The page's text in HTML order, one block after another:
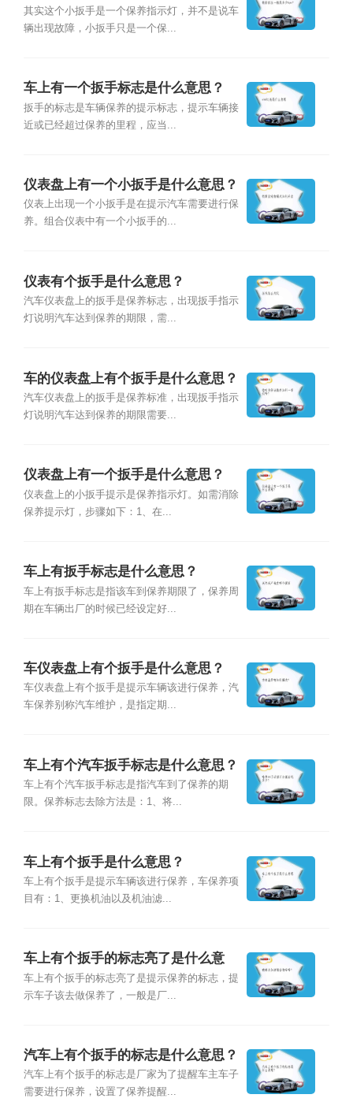
其实这个小扳手是一个保养指示灯，并不是说车
辆出现故障，小扳手只是一个保...
车上有一个扳手标志是什么意思？
扳手的标志是车辆保养的提示标志，提示车辆接
近或已经超过保养的里程，应当...
仪表盘上有一个小扳手是什么意思？
仪表上出现一个小扳手是在提示汽车需要进行保
养。组合仪表中有一个小扳手的...
仪表有个扳手是什么意思？
汽车仪表盘上的扳手是保养标志，出现扳手指示
灯说明汽车达到保养的期限，需...
车的仪表盘上有个扳手是什么意思？
汽车仪表盘上的扳手是保养标准，出现扳手指示
灯说明汽车达到保养的期限需要...
仪表盘上有一个扳手是什么意思？
仪表盘上的小扳手提示是保养指示灯。如需消除
保养提示灯，步骤如下：1、在...
车上有扳手标志是什么意思？
车上有扳手标志是指该车到保养期限了，保养周
期在车辆出厂的时候已经设定好...
车仪表盘上有个扳手是什么意思？
车仪表盘上有个扳手是提示车辆该进行保养，汽
车保养别称汽车维护，是指定期...
车上有个汽车扳手标志是什么意思？
车上有个汽车扳手标志是指汽车到了保养的期
限。保养标志去除方法是：1、将...
车上有个扳手是什么意思？
车上有个扳手是提示车辆该进行保养，车保养项
目有：1、更换机油以及机油滤...
车上有个扳手的标志亮了是什么意
思？
车上有个扳手的标志亮了是提示保养的标志，提
示车子该去做保养了，一般是厂...
汽车上有个扳手的标志是什么意思？
汽车上有个扳手的标志是厂家为了提醒车主车子
需要进行保养，设置了保养提醒...